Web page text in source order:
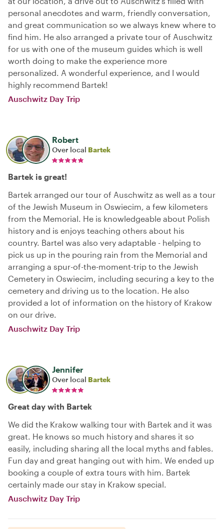
personal anecdotes and warm, friendly conversation,
and great communication so we always knew where to
find him. He also arranged a private tour of Auschwitz
for us with one of the museum guides which is well
worth doing to make the experience more
personalized. A wonderful experience, and I would
highly recommend Bartek!
Auschwitz Day Trip
Robert
Over local Bartek
Bartek is great!
Bartek arranged our tour of Auschwitz as well as a tour
of the Jewish Museum in Oswiecim, a few kilometers
from the Memorial. He is knowledgeable about Polish
history and is enjoys teaching others about his
country. Bartel was also very adaptable - helping to
pick us up in the pouring rain from the Memorial and
arranging a spur-of-the-moment-trip to the Jewish
Cemetery in Oswiecim, including securing a key to the
cemetery and driving us to the location. He also
provided a lot of information on the history of Krakow
on our drive.
Auschwitz Day Trip
Jennifer
Over local Bartek
Great day with Bartek
We did the Krakow walking tour with Bartek and it was
great. He knows so much history and shares it so
easily, including sharing all the local myths and fables.
Fun day and great hanging out with him. We ended up
booking a couple of extra tours with him. Bartek
certainly made our stay in Krakow special.
Auschwitz Day Trip